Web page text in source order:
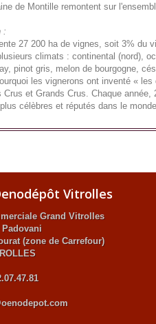
de Montille remontent sur
:
27 200 ha de vignes, soit 3% du
climats : continental (nord),
pinot gris, melon de bourgogne,
les vignerons ont inventé «
et Grands Crus. Chaque
célèbres et réputés dans le
Vitrolles
Grand Vitrolles
(zone de Carrefour)